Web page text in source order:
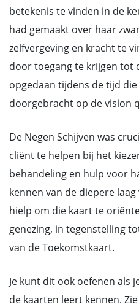
betekenis te vinden in de
had gemaakt over haar
zelfvergeving en kracht te
door toegang te krijgen tot
opgedaan tijdens de tijd
doorgebracht op de vision
De Negen Schijven was
cliënt te helpen bij het
behandeling en hulp voor
kennen van de diepere
hielp om die kaart te
genezing, in tegenstelling
van de Toekomstkaart.
Je kunt dit ook oefenen als
de kaarten leert kennen.